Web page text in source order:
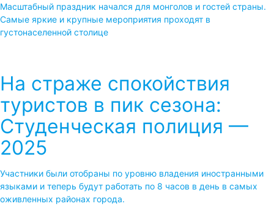
Масштабный праздник начался для монголов и гостей страны.
Самые яркие и крупные мероприятия проходят в
густонаселенной столице
На страже спокойствия
туристов в пик сезона:
Студенческая полиция —
2025
Участники были отобраны по уровню владения иностранными
языками и теперь будут работать по 8 часов в день в самых
оживленных районах города.